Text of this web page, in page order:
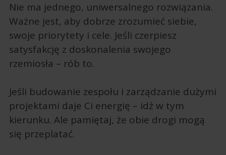
Nie ma jednego, uniwersalnego rozwiązania.
Ważne jest, aby dobrze zrozumieć siebie,
swoje priorytety i cele. Jeśli czerpiesz
satysfakcję z doskonalenia swojego
rzemiosła – rób to.
Jeśli budowanie zespołu i zarządzanie dużymi
projektami daje Ci energię – idź w tym
kierunku. Ale pamiętaj, że obie drogi mogą
się przeplatać.